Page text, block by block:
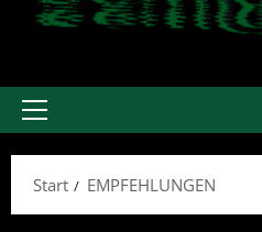
Primäres
Start
EMPFEHLUNGEN